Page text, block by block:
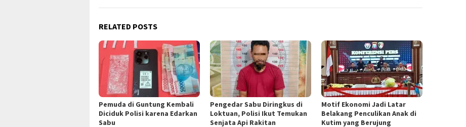
RELATED POSTS
Pemuda di Guntung Kembali
Diciduk Polisi karena Edarkan
Sabu
Pengedar Sabu Diringkus di
Loktuan, Polisi Ikut Temukan
Senjata Api Rakitan
Motif Ekonomi Jadi Latar
Belakang Penculikan Anak di
Kutim yang Berujung